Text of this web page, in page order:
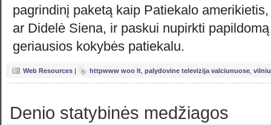
pagrindinį paketą kaip Patiekalo
ar Didelė Siena, ir paskui nupirkti
geriausios kokybės patiekalu.
Web Resources | httpwww woo lt palydovine televizija valciunuose
Denio statybinės medžiagos